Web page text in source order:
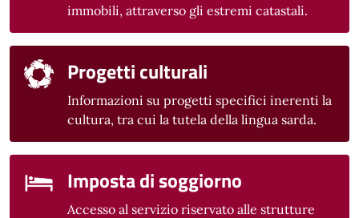
immobili, attraverso gli estremi catastali.
Progetti culturali
Informazioni su progetti specifici inerenti la
cultura, tra cui la tutela della lingua sarda.
Imposta di soggiorno
Accesso al servizio riservato alle strutture